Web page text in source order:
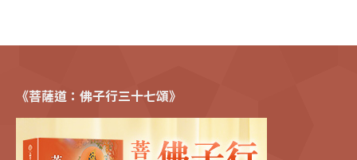
《菩薩道：佛子行三十七頌》